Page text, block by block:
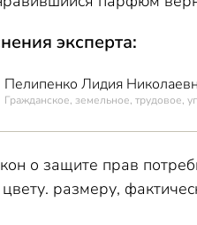
эксперта:
Пелипенко Лидия
Гражданское, земельное, трудовое,
о защите прав
размеру,